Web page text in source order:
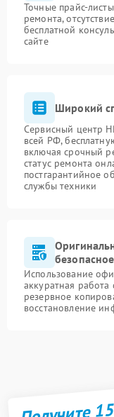
Точные прайс-
ремонта,
бесплатной
сайте
Широкий
Сервисный центр
всей РФ,
включая срочный
статус ремонта
постгарантийное
службы техники
Использование
аккуратная
резервное
восстановление